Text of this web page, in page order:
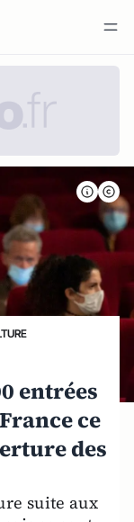
entrées
ce
des
suite aux